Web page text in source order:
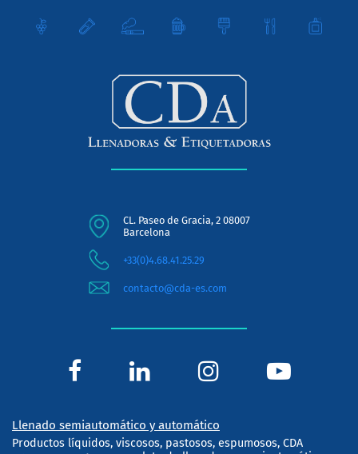
CL. Paseo de Gracia, 2 08007
Barcelona
+33(0)4.68.41.25.29
contacto@cda-es.com
Llenado semiautomático y automático
Productos líquidos, viscosos, pastosos, espumosos, CDA